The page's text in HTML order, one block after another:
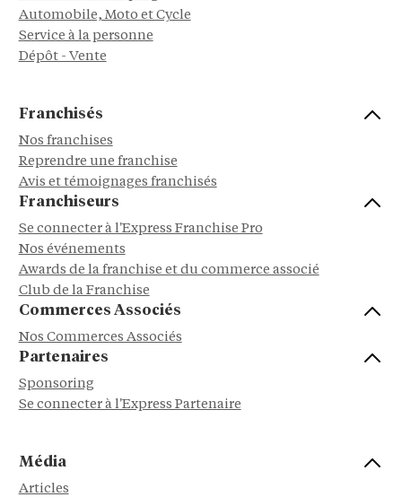
Automobile, Moto et Cycle
Service à la personne
Dépôt - Vente
Franchisés
Nos franchises
Reprendre une franchise
Avis et témoignages franchisés
Franchiseurs
Se connecter à l'Express Franchise Pro
Nos événements
Awards de la franchise et du commerce associé
Club de la Franchise
Commerces Associés
Nos Commerces Associés
Partenaires
Sponsoring
Se connecter à l'Express Partenaire
Média
Articles